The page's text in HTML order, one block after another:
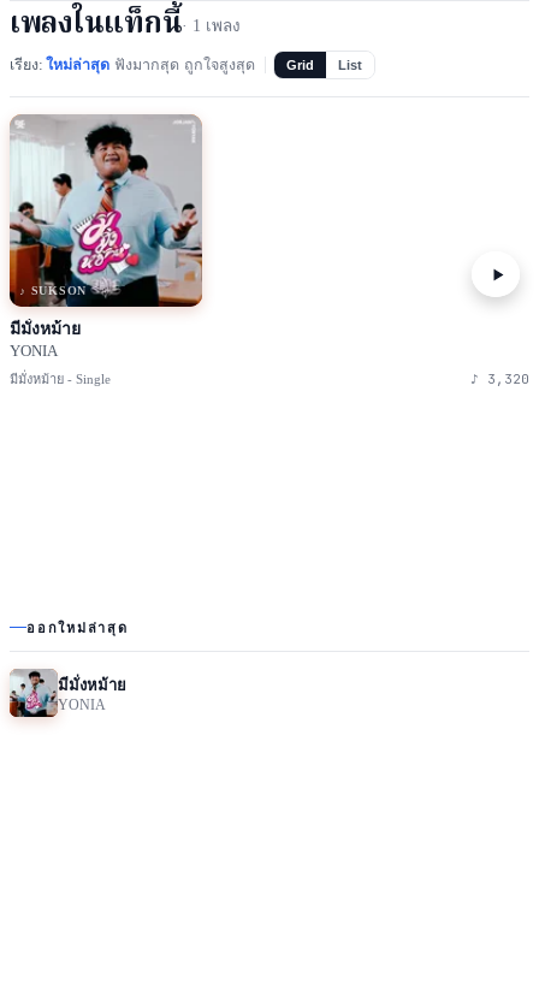
เพลงในแท็กนี้· 1 เพลง
เรียง: ใหม่ล่าสุด ฟังมากสุด ถูกใจสูงสุด Grid List
♪ SUKSON
มีมั่งหม้าย
YONIA
มีมั่งหม้าย - Single ♪ 3,320
ออกใหม่ล่าสุด
มีมั่งหม้าย
YONIA